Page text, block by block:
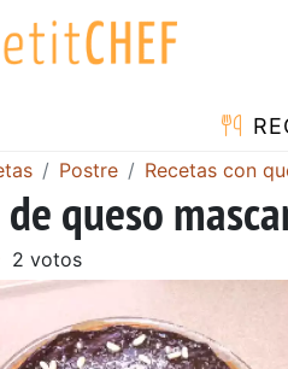
Postre Recetas con
queso